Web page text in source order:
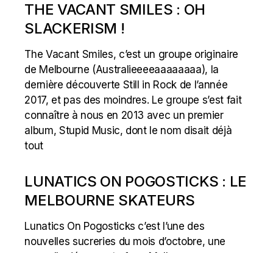
THE VACANT SMILES : OH
SLACKERISM !
The Vacant Smiles, c’est un groupe originaire
de Melbourne (Australieeeeaaaaaaaa), la
dernière découverte Still in Rock de l’année
2017, et pas des moindres. Le groupe s’est fait
connaître à nous en 2013 avec un premier
album, Stupid Music, dont le nom disait déjà
tout
LUNATICS ON POGOSTICKS : LE
MELBOURNE SKATEURS
Lunatics On Pogosticks c’est l’une des
nouvelles sucreries du mois d’octobre, une